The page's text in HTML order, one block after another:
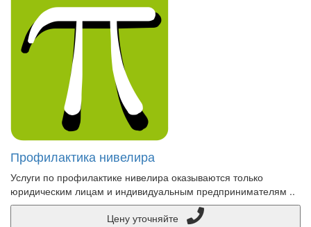
Профилактика нивелира
Услуги по профилактике нивелира оказываются только
юридическим лицам и индивидуальным предпринимателям ..